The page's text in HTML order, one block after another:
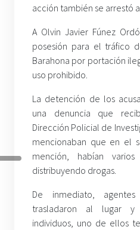
acción también se arrestó
A Olvin Javier Fúnez
posesión para el tráfico
Barahona por portación
uso prohibido.
La detención de los
una denuncia que
Dirección Policial de
mencionaban que en el
mención, habían
distribuyendo drogas.
De inmediato,
trasladaron al lugar y
individuos, uno de ellos